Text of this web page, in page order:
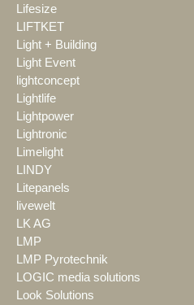
Lifesize
LIFTKET
Light + Building
Light Event
lightconcept
Lightlife
Lightpower
Lightronic
Limelight
LINDY
Litepanels
livewelt
LK AG
LMP
LMP Pyrotechnik
LOGIC media solutions
Look Solutions